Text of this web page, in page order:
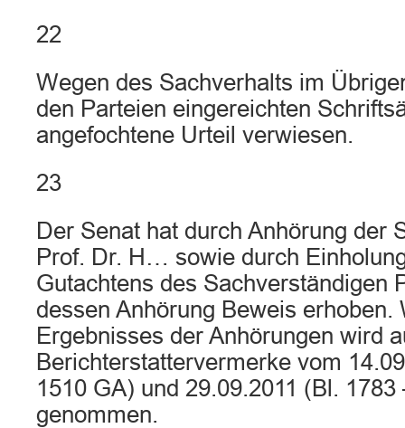
22
Wegen des Sachverhalts im
den Parteien eingereichten
angefochtene Urteil verwiesen.
23
Der Senat hat durch Anhörung der
Prof. Dr. H… sowie durch
Gutachtens des Sachverständigen
dessen Anhörung Beweis erhoben.
Ergebnisses der Anhörungen wird
Berichterstattervermerke vom
1510 GA) und 29.09.2011 (Bl.
genommen.